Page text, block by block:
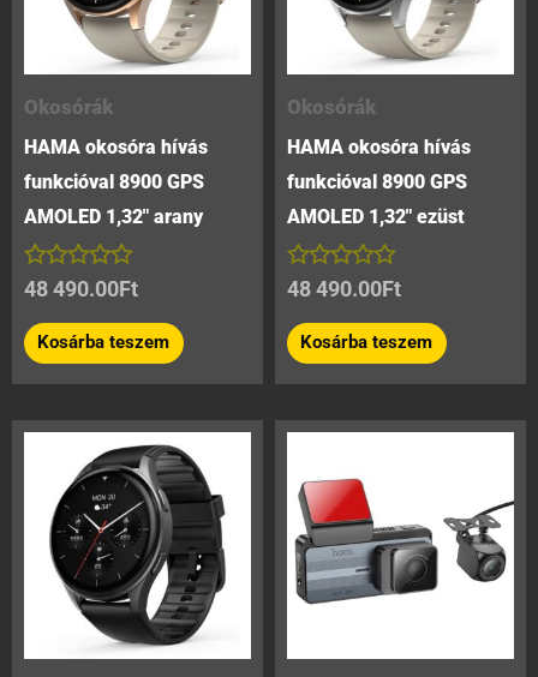
Okosórák
HAMA okosóra hívás
funkcióval 8900 GPS
AMOLED 1,32″ arany
Értékelés:
/
5
48 490.00Ft
Kosárba teszem
Okosórák
HAMA okosóra hívás
funkcióval 8900 GPS
AMOLED 1,32″ ezüst
Értékelés:
/
5
48 490.00Ft
Kosárba teszem